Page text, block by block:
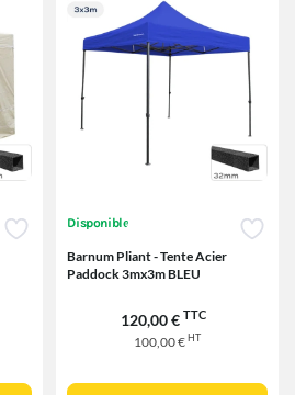
Disponible
Barnum Pliant - Tente Acier
Paddock 3mx3m BLEU
120,00 € TTC
100,00 €HT